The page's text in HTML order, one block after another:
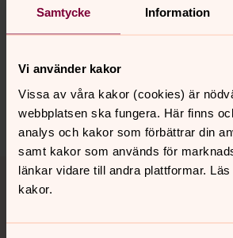
Samtycke Information
Vi använder kakor
Vissa av våra kakor (cookies) är
webbplatsen ska fungera. Här finns
analys och kakor som förbättrar din
samt kakor som används för
länkar vidare till andra plattformar.
kakor.
Senast ändrad 20 oktober 2021
Synpunkter eller frågor på
innehåll?
Dela
Tillbaka till toppen
Tillbaka till innehållet